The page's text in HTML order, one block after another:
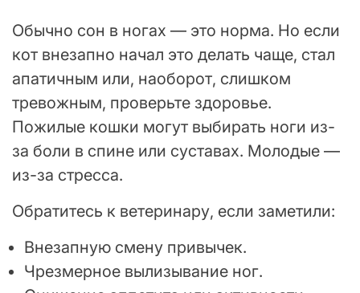
Обычно сон в ногах — это норма. Но если
кот внезапно начал это делать чаще, стал
апатичным или, наоборот, слишком
тревожным, проверьте здоровье.
Пожилые кошки могут выбирать ноги из-
за боли в спине или суставах. Молодые —
из-за стресса.
Обратитесь к ветеринару, если заметили:
Внезапную смену привычек.
Чрезмерное вылизывание ног.